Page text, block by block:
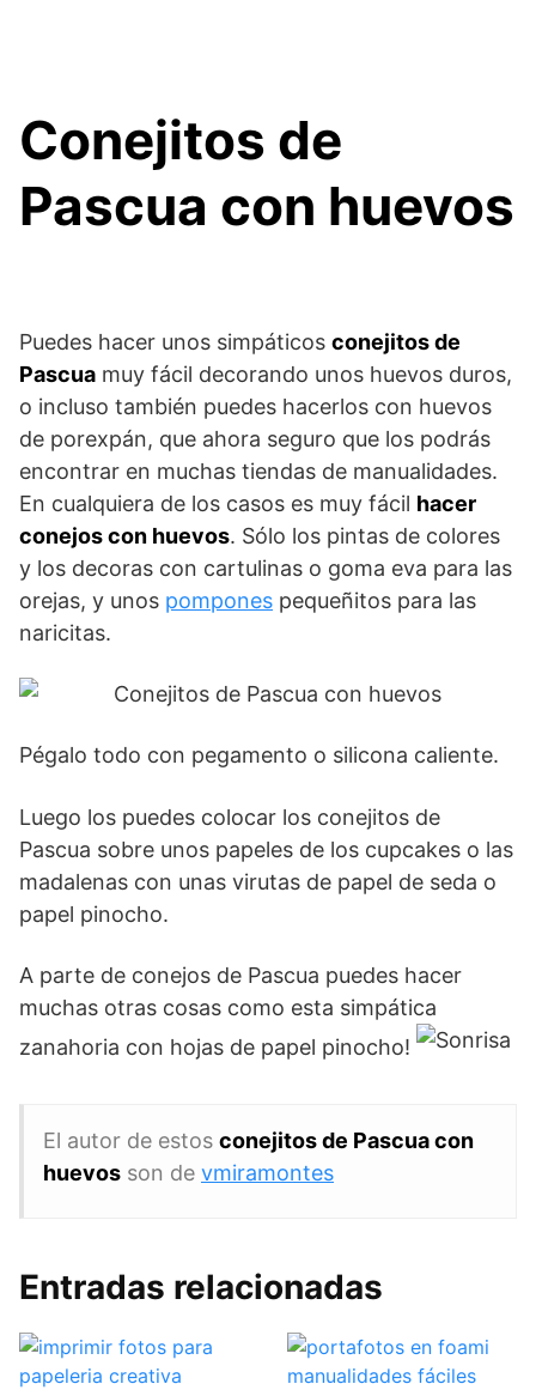
Conejitos de
Pascua con huevos
Puedes hacer unos simpáticos conejitos de
Pascua muy fácil decorando unos huevos duros,
o incluso también puedes hacerlos con huevos
de porexpán, que ahora seguro que los podrás
encontrar en muchas tiendas de manualidades.
En cualquiera de los casos es muy fácil hacer
conejos con huevos. Sólo los pintas de colores
y los decoras con cartulinas o goma eva para las
orejas, y unos pompones pequeñitos para las
naricitas.
Pégalo todo con pegamento o silicona caliente.
Luego los puedes colocar los conejitos de
Pascua sobre unos papeles de los cupcakes o las
madalenas con unas virutas de papel de seda o
papel pinocho.
A parte de conejos de Pascua puedes hacer
muchas otras cosas como esta simpática
zanahoria con hojas de papel pinocho!
El autor de estos conejitos de Pascua con
huevos son de vmiramontes
Entradas relacionadas